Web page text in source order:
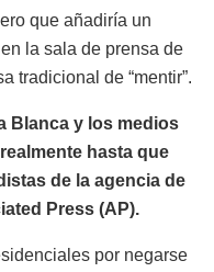
que añadiría un
la sala de prensa de
tradicional de “mentir”.
Blanca y los medios
hasta que
de la agencia de
Press (AP).
por negarse